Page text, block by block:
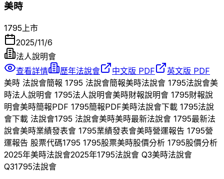
美時
1795 上市
2025/11/6
法人說明會
查看詳情
歷年法說會 中文版 PDF
英文版 PDF
美時 法說會簡報 1795 法說會簡報美時法說會 1795法說會美
時法人說明會 1795法人說明會美時財報說明會 1795財報說
明會美時簡報PDF 1795簡報PDF美時法說會下載 1795法說
會下載 法說會1795 法說會美時美時最新法說會 1795最新法
說會美時業績發表會 1795業績發表會美時營運報告 1795營
運報告 股票代碼1795 1795股票美時股價分析 1795股價分析
2025年美時法說會2025年1795法說會 Q3美時法說會
Q31795法說會